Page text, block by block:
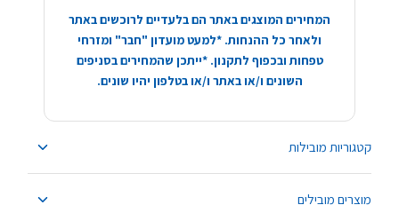
קטגוריות מובילות
מוצרים מובילים
המחירים המוצגים באתר הם בלעדיים לרוכשים באתר
ולאחר כל ההנחות. *למעט מועדון "חבר" ומזרחי
טפחות ובכפוף לתקנון. *ייתכן שהמחירים בסניפים
השונים ו/או באתר ו/או בטלפון יהיו שונים.